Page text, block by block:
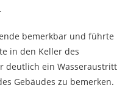
bemerkbar und führte
in den Keller des
deutlich ein Wasseraustritt
Gebäudes zu bemerken.